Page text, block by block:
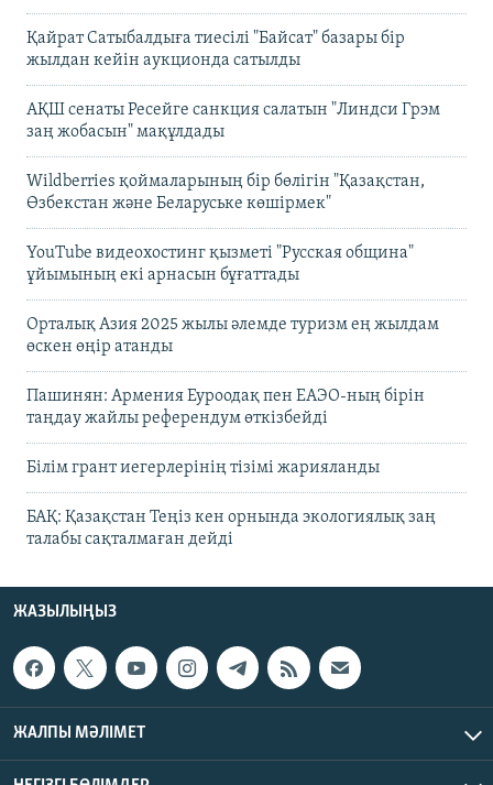
Қайрат Сатыбалдыға тиесілі "Байсат" базары бір
жылдан кейін аукционда сатылды
АҚШ сенаты Ресейге санкция салатын "Линдси Грэм
заң жобасын" мақұлдады
Wildberries қоймаларының бір бөлігін "Қазақстан,
Өзбекстан және Беларуське көшірмек"
YouTube видеохостинг қызметі "Русская община"
ұйымының екі арнасын бұғаттады
Орталық Азия 2025 жылы әлемде туризм ең жылдам
өскен өңір атанды
Пашинян: Армения Еуроодақ пен ЕАЭО-ның бірін
таңдау жайлы референдум өткізбейді
Білім грант иегерлерінің тізімі жарияланды
БАҚ: Қазақстан Теңіз кен орнында экологиялық заң
талабы сақталмаған дейді
ЖАЗЫЛЫҢЫЗ
ЖАЛПЫ МӘЛІМЕТ